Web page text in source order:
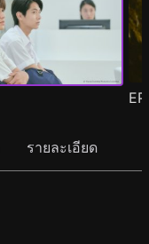
รายละเอียด